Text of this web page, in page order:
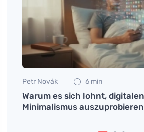
Petr Novák 6 min
Warum es sich lohnt, digitalen
Minimalismus auszuprobieren